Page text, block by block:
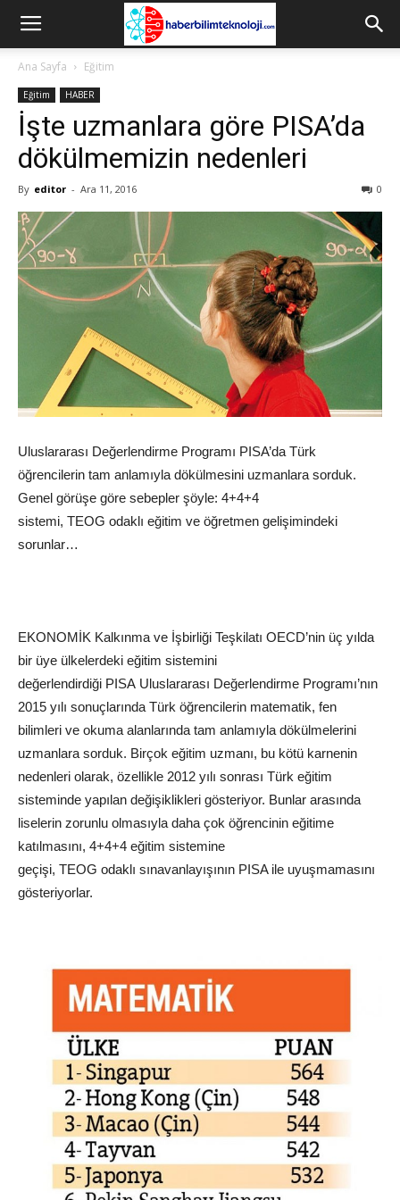
Ana Sayfa Eğitim
Eğitim HABER
İşte uzmanlara göre PISA’da
dökülmemizin nedenleri
By editor - Ara 11, 2016 0
Uluslararası Değerlendirme Programı PISA’da Türk
öğrencilerin tam anlamıyla dökülmesini uzmanlara sorduk.
Genel görüşe göre sebepler şöyle: 4+4+4
sistemi, TEOG odaklı eğitim ve öğretmen gelişimindeki
sorunlar…
EKONOMİK Kalkınma ve İşbirliği Teşkilatı OECD’nin üç yılda
bir üye ülkelerdeki eğitim sistemini
değerlendirdiği PISA Uluslararası Değerlendirme Programı’nın
2015 yılı sonuçlarında Türk öğrencilerin matematik, fen
bilimleri ve okuma alanlarında tam anlamıyla dökülmelerini
uzmanlara sorduk. Birçok eğitim uzmanı, bu kötü karnenin
nedenleri olarak, özellikle 2012 yılı sonrası Türk eğitim
sisteminde yapılan değişiklikleri gösteriyor. Bunlar arasında
liselerin zorunlu olmasıyla daha çok öğrencinin eğitime
katılmasını, 4+4+4 eğitim sistemine
geçişi, TEOG odaklı sınavanlayışının PISA ile uyuşmamasını
gösteriyorlar.